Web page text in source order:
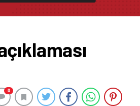
0